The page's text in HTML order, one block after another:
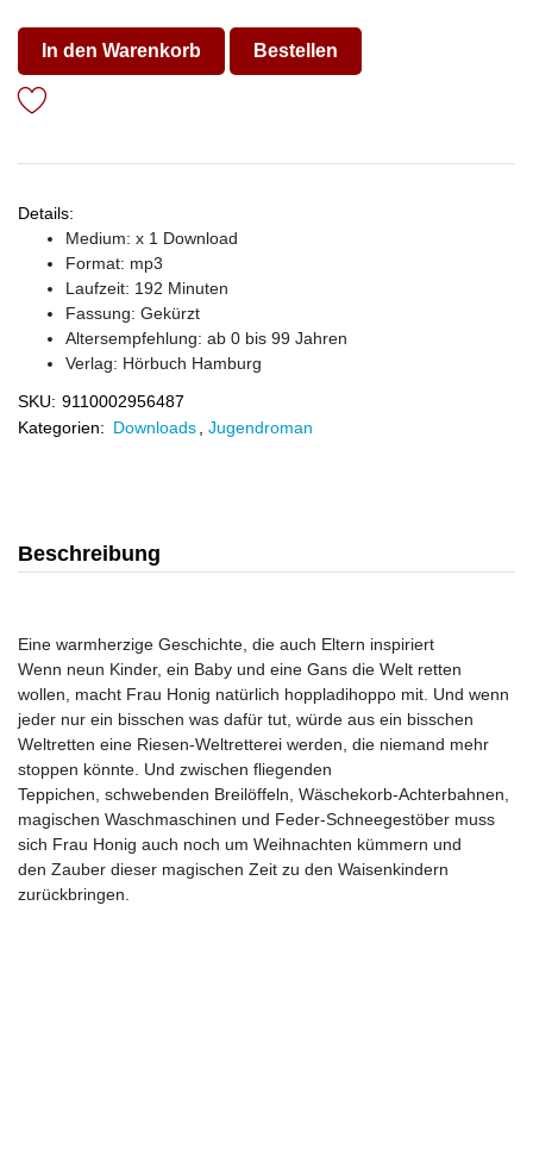
In den Warenkorb Bestellen
Details:
Medium: x 1 Download
Format: mp3
Laufzeit: 192 Minuten
Fassung: Gekürzt
Altersempfehlung: ab 0 bis 99 Jahren
Verlag: Hörbuch Hamburg
SKU: 9110002956487
Kategorien: Downloads Jugendroman
Beschreibung
Eine warmherzige Geschichte, die auch Eltern inspiriert
Wenn neun Kinder, ein Baby und eine Gans die Welt retten
wollen, macht Frau Honig natürlich hoppladihoppo mit. Und wenn
jeder nur ein bisschen was dafür tut, würde aus ein bisschen
Weltretten eine Riesen-Weltretterei werden, die niemand mehr
stoppen könnte. Und zwischen fliegenden
Teppichen, schwebenden Breilöffeln, Wäschekorb-Achterbahnen,
magischen Waschmaschinen und Feder-Schneegestöber muss
sich Frau Honig auch noch um Weihnachten kümmern und
den Zauber dieser magischen Zeit zu den Waisenkindern
zurückbringen.